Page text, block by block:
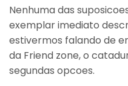
Nenhuma das
exemplar imediato
estivermos falando de
da Friend zone, o
segundas opcoes.